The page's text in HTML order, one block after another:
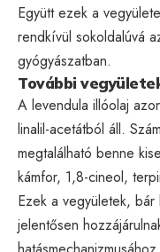
Együtt ezek a
rendkívül sokoldalúvá
gyógyászatban.
További
A levendula illóolaj
linalil-acetátból áll.
megtalálható benne
kámfor, 1,8-cineol,
Ezek a vegyületek,
jelentősen